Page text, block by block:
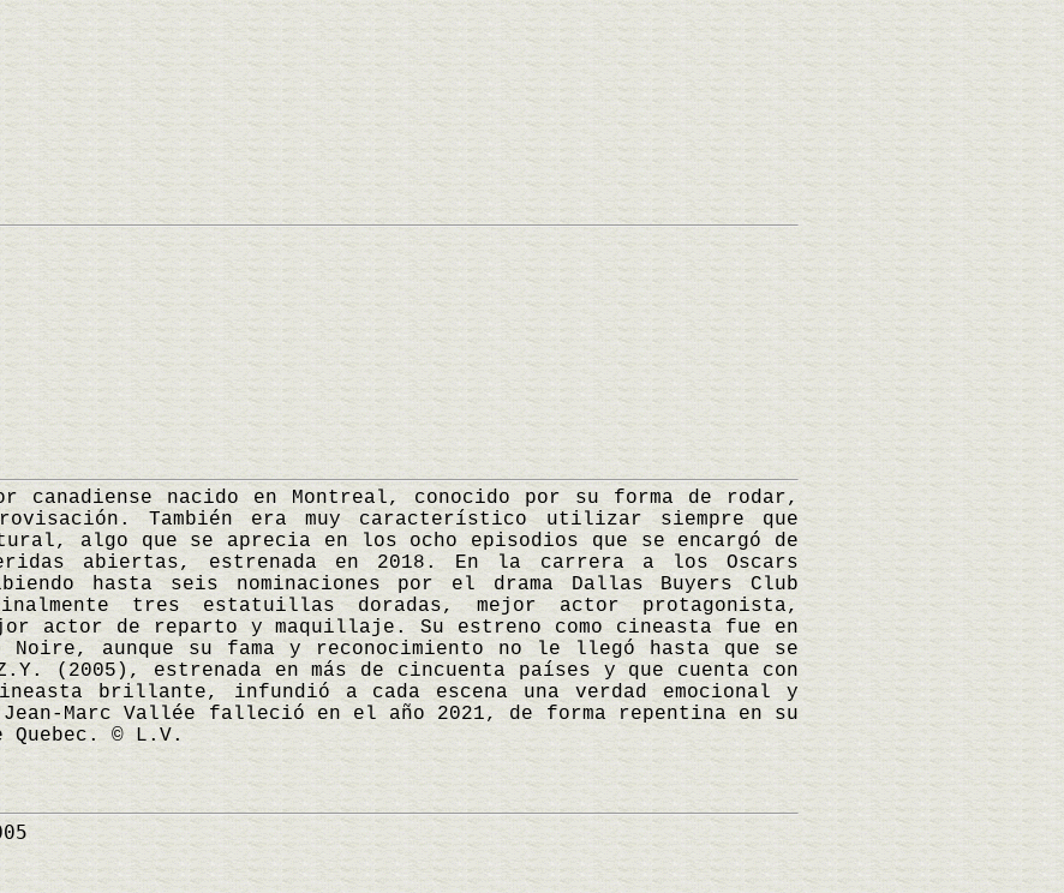
nacido en Montreal, conocido por su forma de rodar,
También era muy característico utilizar siempre que
algo que se aprecia en los ocho episodios que se encargó de
abiertas, estrenada en 2018. En la carrera a los Oscars
hasta seis nominaciones por el drama Dallas Buyers Club
tres estatuillas doradas, mejor actor protagonista,
actor de reparto y maquillaje. Su estreno como cineasta fue en
aunque su fama y reconocimiento no le llegó hasta que se
(2005), estrenada en más de cincuenta países y que cuenta con
brillante, infundió a cada escena una verdad emocional y
Marc Vallée falleció en el año 2021, de forma repentina en su
Quebec. © L.V.